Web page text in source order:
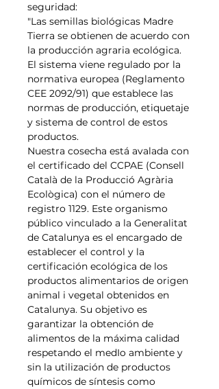
seguridad:
"Las semillas biológicas Madre
Tierra se obtienen de acuerdo con
la producción agraria ecológica.
El sistema viene regulado por la
normativa europea (Reglamento
CEE 2092/91) que establece las
normas de producción, etiquetaje
y sistema de control de estos
productos.
Nuestra cosecha está avalada con
el certificado del CCPAE (Consell
Català de la Producció Agrària
Ecològica) con el número de
registro 1129. Este organismo
público vinculado a la Generalitat
de Catalunya es el encargado de
establecer el control y la
certificación ecológica de los
productos alimentarios de origen
animal i vegetal obtenidos en
Catalunya. Su objetivo es
garantizar la obtención de
alimentos de la máxima calidad
respetando el medIo ambiente y
sin la utilización de productos
químicos de síntesis como